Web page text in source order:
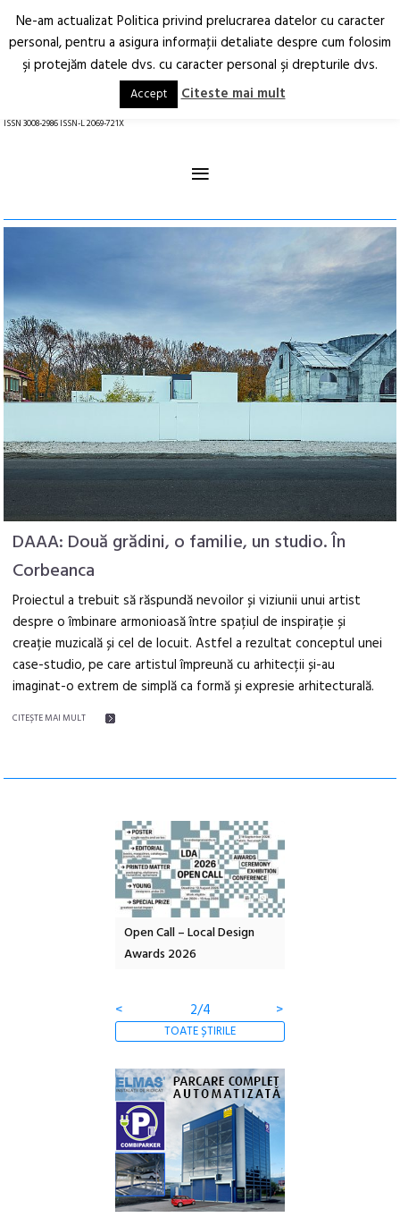
Arhitectură.
Oraș.
RO EN
ISSN 3008-2986 ISSN-L 2069-721X
≡
DAAA: Două grădini, o familie, un studio. În
Corbeanca
Proiectul a trebuit să răspundă nevoilor și viziunii unui artist
despre o îmbinare armonioasă între spațiul de inspirație și
creație muzicală și cel de locuit. Astfel a rezultat conceptul unei
case-studio, pe care artistul împreună cu arhitecții și-au
imaginat-o extrem de simplă ca formă și expresie arhitecturală.
CITEŞTE MAI MULT
Open Call – Local Design
Awards 2026
<
2/4 >
TOATE ȘTIRILE
Ne-am actualizat Politica privind prelucrarea datelor cu caracter
personal, pentru a asigura informaţii detaliate despre cum folosim
şi protejăm datele dvs. cu caracter personal şi drepturile dvs.
Accept Citeste mai mult